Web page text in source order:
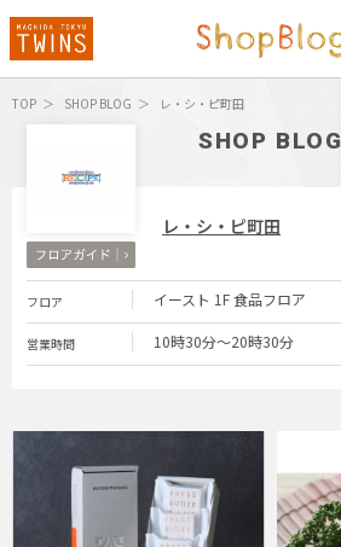
TOP SHOP BLOG レ・シ・ピ町田
SHOP BLOG
レ・シ・ピ町田
フロア イースト 1F 食品フロア
営業時間 10時30分～20時30分